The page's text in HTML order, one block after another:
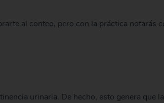
al conteo, pero con la práctica notarás
urinaria. De hecho, esto genera que